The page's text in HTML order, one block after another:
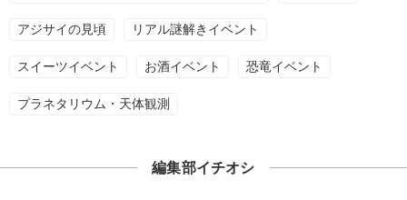
アジサイの見頃 リアル謎解きイベント
スイーツイベント お酒イベント 恐竜イベント
プラネタリウム・天体観測
編集部イチオシ